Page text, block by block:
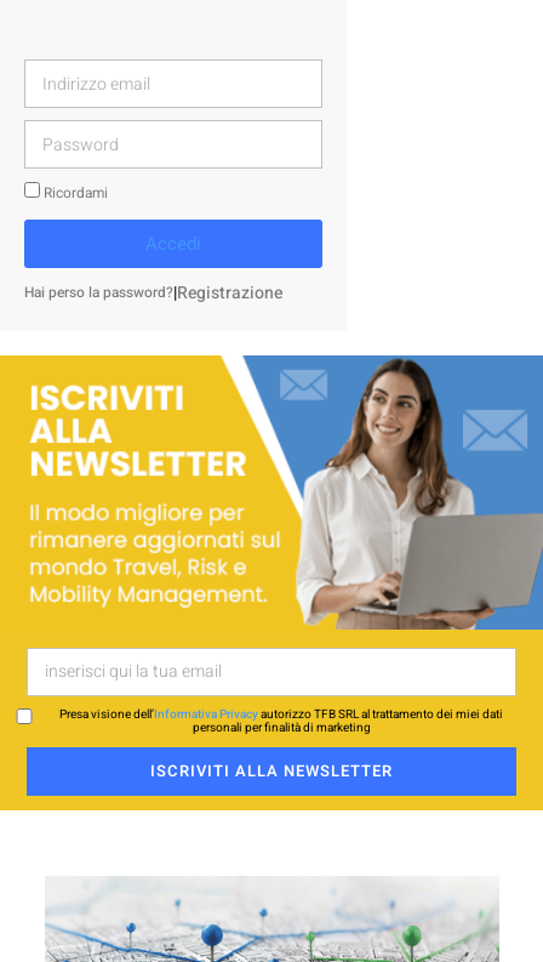
Ricordami
Accedi
Hai perso la password?|Registrazione
Presa visione dell’Informativa Privacyautorizzo TFB SRL al trattamento dei miei dati
personali per finalità di marketing
ISCRIVITI ALLA NEWSLETTER